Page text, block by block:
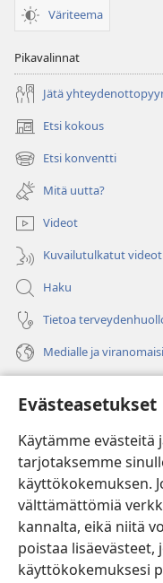
Evästeasetukset
Käytämme evästeitä
tarjotaksemme
käyttökokemuksen.
välttämättömiä
kannalta, eikä niitä
poistaa lisäevästeet,
käyttökokemuksesi
Väriteema
Pikavalinnat
Jätä
Etsi kokous
(avaa
uuden
ikkunan)
Etsi konventti
(avaa
uuden
ikkunan)
Mitä uutta?
Videot
Kuvailutulkatut videot
Haku
Tietoa
Medialle ja
(avaa
uuden
ikkunan)Vartiotornin
(avaa
uuden
ikkunan)JW Hub ®
(avaa
uuden
ikkunan)
®